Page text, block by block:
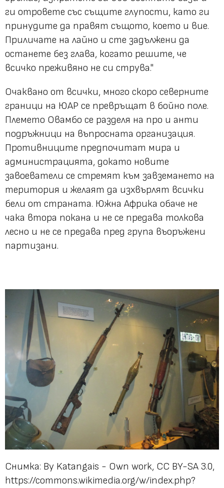
ги отровете със същите глупости, като ги
принудите да правят същото, което и вие.
Приличате на лайно и сте задължени да
останете без глава, когато решите, че
всичко преживяно не си струва."
Очаквано от всички, много скоро северните
граници на ЮАР се превръщат в бойно поле.
Племето Овамбо се разделя на про и анти
подръжници на въпросната организация.
Противниците предпочитат мира и
администрацията, докато новите
завоеватели се стремят към завземането на
територия и желаят да изхвърлят всички
бели от страната. Южна Африка обаче не
чака втора покана и не се предава толкова
лесно и не се предава пред група въоръжени
партизани.
Снимка: By Katangais - Own work, CC BY-SA 3.0,
https://commons.wikimedia.org/w/index.php?